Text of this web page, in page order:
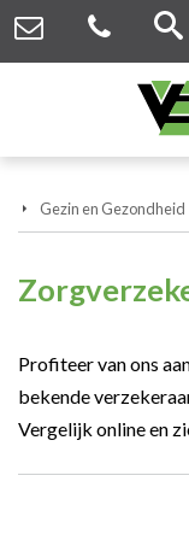
Gezin en Gezondheid
Profiteer van ons
bekende
Vergelijk online en